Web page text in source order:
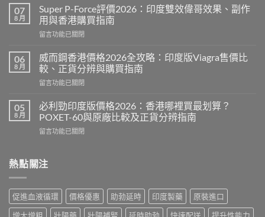
春
糖
B
群
功
效
2026：
成
效
果、
法
港
指
南〉
07
8 月
Super P-Force評價2026：印度雙效偉哥效果、副作
用與香港購買指南
在
P-
Force
評
價
印
度
效
效
作
用
與
留言功能已關閉
06
8 月
威而鋼香港價格2026全攻略：印度版Viagra售價比
較、正貨分辨與購買指南
在
而
鋼
香
港
2026
略：
印
度
留言功能已關閉
05
8 月
必利勁印度版價格2026：香港哪裡買最划算？
POXET-60與原廠比較及正貨分辨指南
在
勁
印
版
價
格
留言功能已關閉
熱點關注
促進血液循環 價格優惠 助勃延時 印度製藥
原裝進口